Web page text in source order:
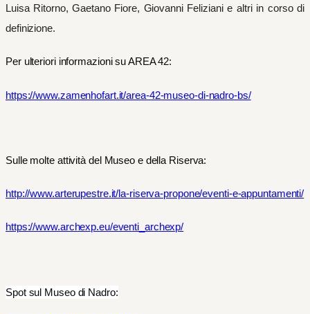
Luisa Ritorno, Gaetano Fiore, Giovanni Feliziani e altri in corso di
definizione.
Per ulteriori informazioni su AREA 42:
https://www.zamenhofart.it/area-42-museo-di-nadro-bs/
Sulle molte attività del Museo e della Riserva:
http://www.arterupestre.it/la-riserva-propone/eventi-e-appuntamenti/
https://www.archexp.eu/eventi_archexp/
Spot sul Museo di Nadro: